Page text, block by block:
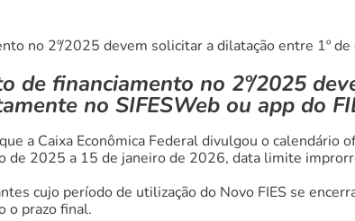
no 2º/2025 devem solicitar a dilatação entre 1º
de financiamento no 2º/2025
no SIFESWeb ou app do
a Caixa Econômica Federal divulgou o
de 2025 a 15 de janeiro de 2026, data limite
cujo período de utilização do Novo FIES se
o prazo final.